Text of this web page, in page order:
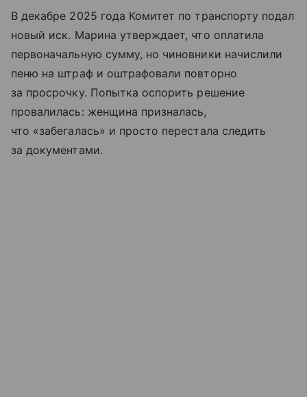
В декабре 2025 года Комитет по транспорту подал
новый иск. Марина утверждает, что оплатила
первоначальную сумму, но чиновники начислили
пеню на штраф и оштрафовали повторно
за просрочку. Попытка оспорить решение
провалилась: женщина призналась,
что «забегалась» и просто перестала следить
за документами.